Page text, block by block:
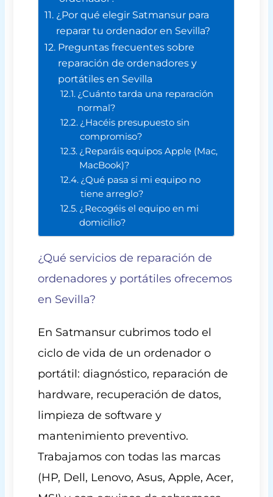
¿Por qué elegir Satmansur para
reparar tu ordenador en Sevilla?
Preguntas frecuentes sobre
reparación de ordenadores y
portátiles en Sevilla
¿Cuánto tarda una reparación
normal?
¿Hacéis presupuesto sin
compromiso?
¿Reparáis equipos Apple (Mac,
MacBook)?
¿Qué pasa si mi equipo no
tiene arreglo?
¿Recogéis el equipo en mi
domicilio?
¿Qué servicios de reparación de
ordenadores y portátiles ofrecemos
en Sevilla?
En Satmansur cubrimos todo el
ciclo de vida de un ordenador o
portátil: diagnóstico, reparación de
hardware, recuperación de datos,
limpieza de software y
mantenimiento preventivo.
Trabajamos con todas las marcas
(HP, Dell, Lenovo, Asus, Apple, Acer,